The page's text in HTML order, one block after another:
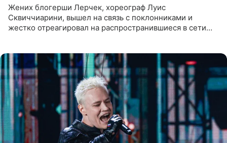
Жених блогерши Лерчек, хореограф Луис
Сквиччиарини, вышел на связь с поклонниками и
жестко отреагировал на распространившиеся в сети